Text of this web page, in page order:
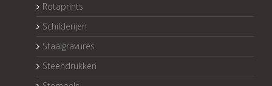
Rotaprints
Schilderijen
Staalgravures
Steendrukken